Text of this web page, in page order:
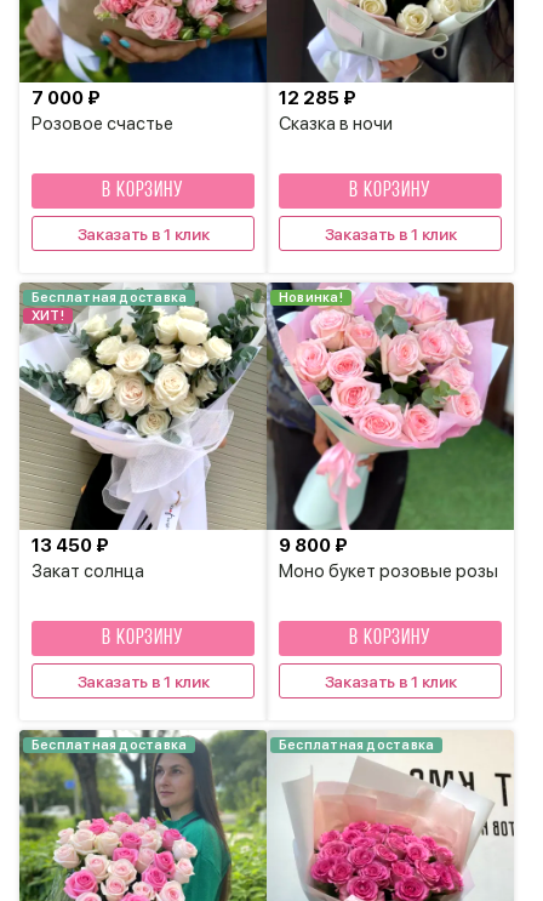
Розовое счастье
7 000 ₽
В КОРЗИНУ
Заказать в 1 клик
Сказка в ночи
12 285 ₽
В КОРЗИНУ
Заказать в 1 клик
Бесплатная доставка
ХИТ!
Закат солнца
13 450 ₽
В КОРЗИНУ
Заказать в 1 клик
Новинка!
Моно букет розовые розы
9 800 ₽
В КОРЗИНУ
Заказать в 1 клик
Бесплатная доставка Бесплатная доставка